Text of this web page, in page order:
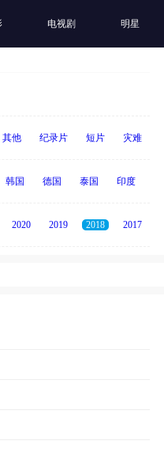
电视剧 明星
其他 纪录片 短片 灾难
韩国 德国 泰国 印度
2020 2019 2018 2017